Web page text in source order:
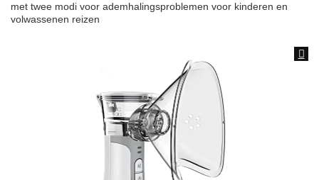
met twee modi voor ademhalingsproblemen voor kinderen en
volwassenen reizen